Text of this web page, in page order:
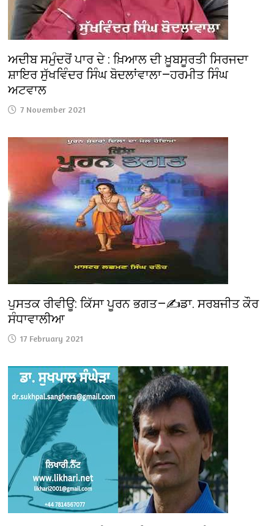
ਅਦੀਬ ਸਮੁੰਦਰੋਂ ਪਾਰ ਦੇ : ਖ਼ਿਆਲ ਦੀ ਖ਼ੂਬਸੂਰਤੀ ਸਿਰਜਦਾ
ਸ਼ਾਇਰ ਸੁੱਖਵਿੰਦਰ ਸਿੰਘ ਬੋਦਲਾਂਵਾਲਾ—ਹਰਮੀਤ ਸਿੰਘ
ਅਟਵਾਲ
7 November 2021
ਪੁਸਤਕ ਰੀਵੀਊ: ਕਿੱਸਾ ਪੂਰਨ ਭਗਤ—✍️ਡਾ. ਸਰਬਜੀਤ ਕੌਰ
ਸੰਧਾਵਾਲੀਆ
17 February 2021